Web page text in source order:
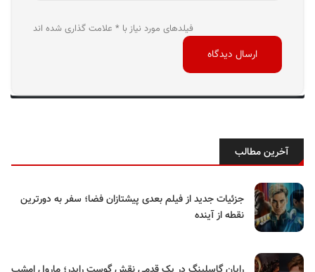
فیلدهای مورد نیاز با * علامت گذاری شده اند
آخرین مطالب
جزئیات جدید از فیلم بعدی پیشتازان فضا؛ سفر به دورترین
نقطه از آینده